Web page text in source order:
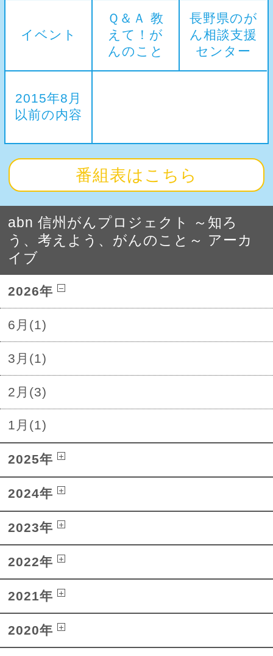
イベント
Ｑ＆Ａ 教
えて！が
んのこと
長野県のが
ん相談支援
センター
2015年8月
以前の内容
番組表はこちら
abn 信州がんプロジェクト ～知ろ
う、考えよう、がんのこと～ アーカ
イブ
2026年
6月(1)
3月(1)
2月(3)
1月(1)
2025年
2024年
2023年
2022年
2021年
2020年